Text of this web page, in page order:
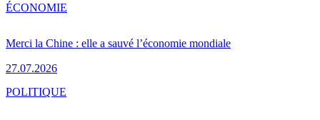
Merci la Chine : elle a sauvé l’économie mondiale
27.07.2026
ÉCONOMIE
POLITIQUE